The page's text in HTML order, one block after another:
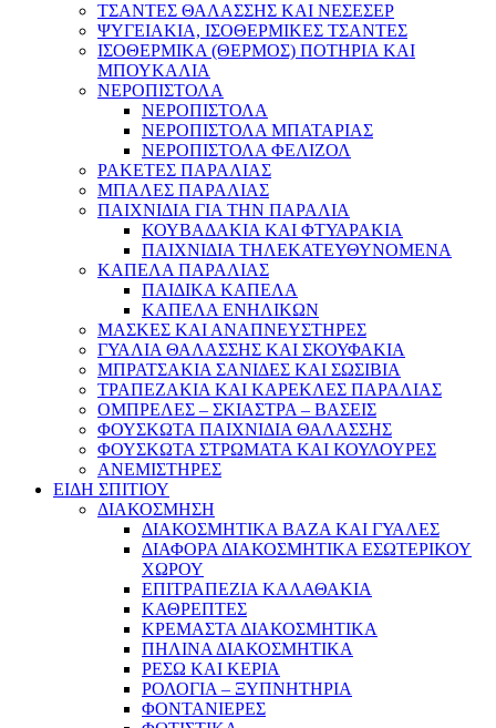
ΤΣΑΝΤΕΣ ΘΑΛΑΣΣΗΣ ΚΑΙ ΝΕΣΕΣΕΡ
ΨΥΓΕΙΑΚΙΑ, ΙΣΟΘΕΡΜΙΚΕΣ ΤΣΑΝΤΕΣ
ΙΣΟΘΕΡΜΙΚΑ (ΘΕΡΜΟΣ) ΠΟΤΗΡΙΑ ΚΑΙ
ΜΠΟΥΚΑΛΙΑ
ΝΕΡΟΠΙΣΤΟΛΑ
ΝΕΡΟΠΙΣΤΟΛΑ
ΝΕΡΟΠΙΣΤΟΛΑ ΜΠΑΤΑΡΙΑΣ
ΝΕΡΟΠΙΣΤΟΛΑ ΦΕΛΙΖΟΛ
ΡΑΚΕΤΕΣ ΠΑΡΑΛΙΑΣ
ΜΠΑΛΕΣ ΠΑΡΑΛΙΑΣ
ΠΑΙΧΝΙΔΙΑ ΓΙΑ ΤΗΝ ΠΑΡΑΛΙΑ
ΚΟΥΒΑΔΑΚΙΑ ΚΑΙ ΦΤΥΑΡΑΚΙΑ
ΠΑΙΧΝΙΔΙΑ ΤΗΛΕΚΑΤΕΥΘΥΝΟΜΕΝΑ
ΚΑΠΕΛΑ ΠΑΡΑΛΙΑΣ
ΠΑΙΔΙΚΑ ΚΑΠΕΛΑ
ΚΑΠΕΛΑ ΕΝΗΛΙΚΩΝ
ΜΑΣΚΕΣ ΚΑΙ ΑΝΑΠΝΕΥΣΤΗΡΕΣ
ΓΥΑΛΙΑ ΘΑΛΑΣΣΗΣ ΚΑΙ ΣΚΟΥΦΑΚΙΑ
ΜΠΡΑΤΣΑΚΙΑ ΣΑΝΙΔΕΣ ΚΑΙ ΣΩΣΙΒΙΑ
ΤΡΑΠΕΖΑΚΙΑ ΚΑΙ ΚΑΡΕΚΛΕΣ ΠΑΡΑΛΙΑΣ
ΟΜΠΡΕΛΕΣ – ΣΚΙΑΣΤΡΑ – ΒΑΣΕΙΣ
ΦΟΥΣΚΩΤΑ ΠΑΙΧΝΙΔΙΑ ΘΑΛΑΣΣΗΣ
ΦΟΥΣΚΩΤΑ ΣΤΡΩΜΑΤΑ ΚΑΙ ΚΟΥΛΟΥΡΕΣ
ΑΝΕΜΙΣΤΗΡΕΣ
ΕΙΔΗ ΣΠΙΤΙΟΥ
ΔΙΑΚΟΣΜΗΣΗ
ΔΙΑΚΟΣΜΗΤΙΚΑ ΒΑΖΑ ΚΑΙ ΓΥΑΛΕΣ
ΔΙΑΦΟΡΑ ΔΙΑΚΟΣΜΗΤΙΚΑ ΕΣΩΤΕΡΙΚΟΥ
ΧΩΡΟΥ
ΕΠΙΤΡΑΠΕΖΙΑ ΚΑΛΑΘΑΚΙΑ
ΚΑΘΡΕΠΤΕΣ
ΚΡΕΜΑΣΤΑ ΔΙΑΚΟΣΜΗΤΙΚΑ
ΠΗΛΙΝΑ ΔΙΑΚΟΣΜΗΤΙΚΑ
ΡΕΣΩ ΚΑΙ ΚΕΡΙΑ
ΡΟΛΟΓΙΑ – ΞΥΠΝΗΤΗΡΙΑ
ΦΟΝΤΑΝΙΕΡΕΣ